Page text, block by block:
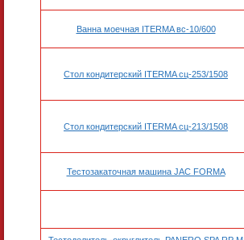
Ванна моечная ITERMA вс-10/600
Стол кондитерский ITERMA сц-253/1508
Стол кондитерский ITERMA сц-213/1508
Тестозакаточная машина JAC FORMA